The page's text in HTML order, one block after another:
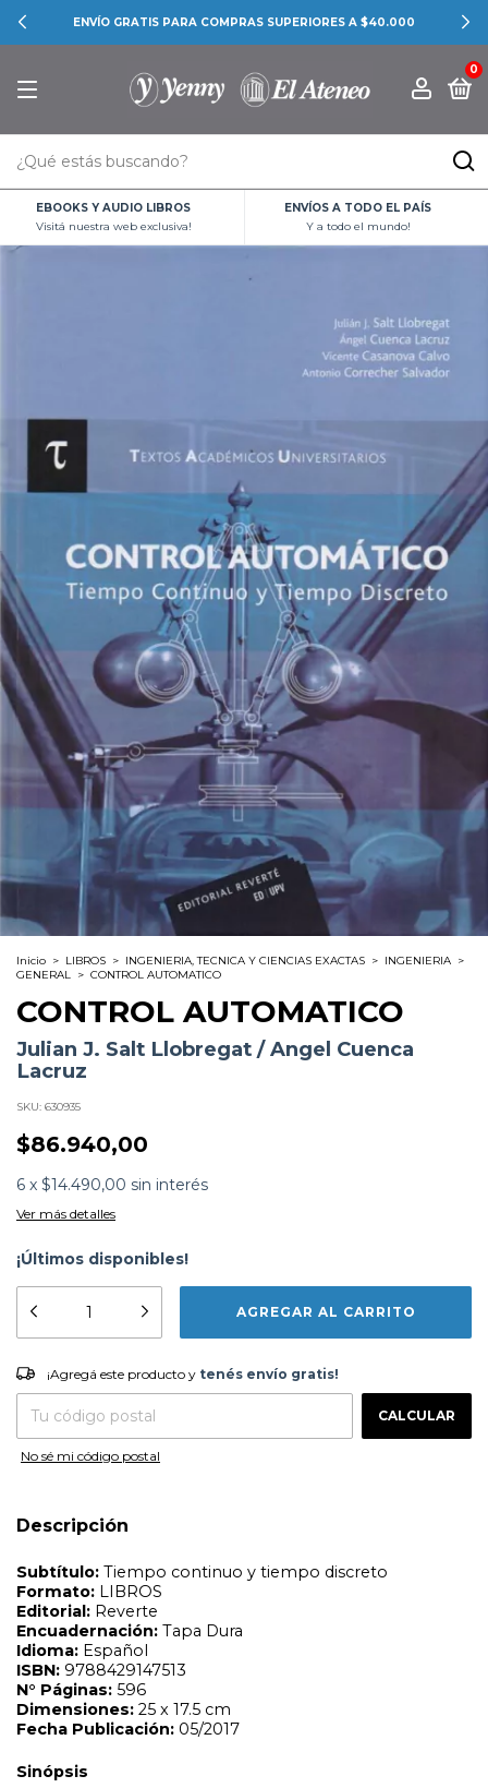
ENVÍO GRATIS PARA COMPRAS SUPERIORES A $40.000
0
EBOOKS Y AUDIO LIBROS
Visitá nuestra web exclusiva!
ENVÍOS A TODO EL PAÍS
Y a todo el mundo!
Inicio > LIBROS > INGENIERIA, TECNICA Y CIENCIAS EXACTAS > INGENIERIA >
GENERAL
> CONTROL AUTOMATICO
CONTROL AUTOMATICO
Julian J. Salt Llobregat / Angel Cuenca
Lacruz
SKU: 630935
$86.940,00
6 x $14.490,00 sin interés
Ver más detalles
¡Últimos disponibles!
¡Agregá este producto ytenés envío gratis!
Entregas para el CP: CAMBIAR CP
¡Agregá este producto y tenés envío gratis!
CALCULAR
No sé mi código postal
Descripción
Subtítulo:
Tiempo continuo y tiempo discreto
Editorial:Reverte
Idioma:Español
ISBN:9788429147513
Páginas:
Dimensiones:25 x 17.5 cm
Fecha Publicación:05/2017